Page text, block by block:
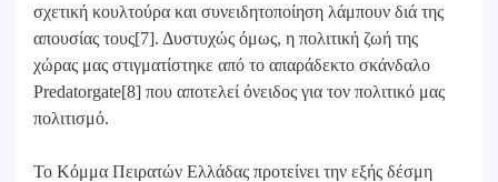
σχετική κουλτούρα και συνειδητοποίηση λάμπουν διά της
απουσίας τους[7]. Δυστυχώς όμως, η πολιτική ζωή της
χώρας μας στιγματίστηκε από το απαράδεκτο σκάνδαλο
Predatorgate[8] που αποτελεί όνειδος για τον πολιτικό μας
πολιτισμό.
Το Κόμμα Πειρατών Ελλάδας προτείνει την εξής δέσμη